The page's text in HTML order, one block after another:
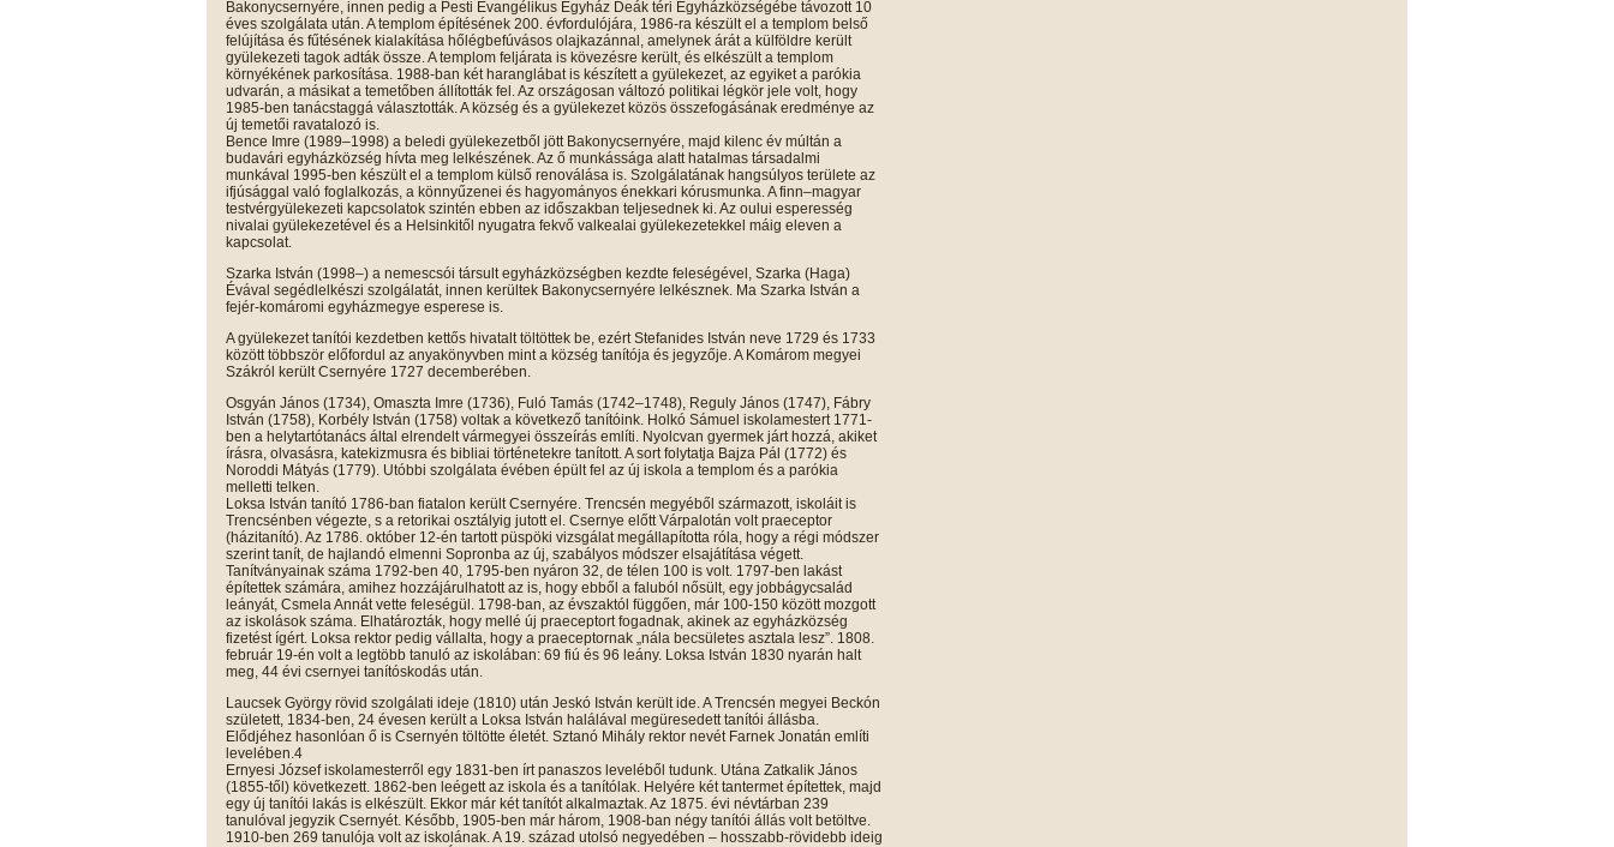
Bakonycsernyére, innen pedig a Pesti Evangélikus Egyház Deák téri Egyházközségébe távozott 10
éves szolgálata után. A templom építésének 200. évfordulójára, 1986-ra készült el a templom belső
felújítása és fűtésének kialakítása hőlégbefúvásos olajkazánnal, amelynek árát a külföldre került
gyülekezeti tagok adták össze. A templom feljárata is kövezésre került, és elkészült a templom
környékének parkosítása. 1988-ban két haranglábat is készített a gyülekezet, az egyiket a parókia
udvarán, a másikat a temetőben állították fel. Az országosan változó politikai légkör jele volt, hogy
1985-ben tanácstaggá választották. A község és a gyülekezet közös összefogásának eredménye az
új temetői ravatalozó is.
Bence Imre (1989–1998) a beledi gyülekezetből jött Bakonycsernyére, majd kilenc év múltán a
budavári egyházközség hívta meg lelkészének. Az ő munkássága alatt hatalmas társadalmi
munkával 1995-ben készült el a templom külső renoválása is. Szolgálatának hangsúlyos területe az
ifjúsággal való foglalkozás, a könnyűzenei és hagyományos énekkari kórusmunka. A finn–magyar
testvérgyülekezeti kapcsolatok szintén ebben az időszakban teljesednek ki. Az oului esperesség
nivalai gyülekezetével és a Helsinkitől nyugatra fekvő valkealai gyülekezetekkel máig eleven a
kapcsolat.
Szarka István (1998–) a nemescsói társult egyházközségben kezdte feleségével, Szarka (Haga)
Évával segédlelkészi szolgálatát, innen kerültek Bakonycsernyére lelkésznek. Ma Szarka István a
fejér-komáromi egyházmegye esperese is.
A gyülekezet tanítói kezdetben kettős hivatalt töltöttek be, ezért Stefanides István neve 1729 és 1733
között többször előfordul az anyakönyvben mint a község tanítója és jegyzője. A Komárom megyei
Szákról került Csernyére 1727 decemberében.
Osgyán János (1734), Omaszta Imre (1736), Fuló Tamás (1742–1748), Reguly János (1747), Fábry
István (1758), Korbély István (1758) voltak a következő tanítóink. Holkó Sámuel iskolamestert 1771-
ben a helytartótanács által elrendelt vármegyei összeírás említi. Nyolcvan gyermek járt hozzá, akiket
írásra, olvasásra, katekizmusra és bibliai történetekre tanított. A sort folytatja Bajza Pál (1772) és
Noroddi Mátyás (1779). Utóbbi szolgálata évében épült fel az új iskola a templom és a parókia
melletti telken.
Loksa István tanító 1786-ban fiatalon került Csernyére. Trencsén megyéből származott, iskoláit is
Trencsénben végezte, s a retorikai osztályig jutott el. Csernye előtt Várpalotán volt praeceptor
(házitanító). Az 1786. október 12-én tartott püspöki vizsgálat megállapította róla, hogy a régi módszer
szerint tanít, de hajlandó elmenni Sopronba az új, szabályos módszer elsajátítása végett.
Tanítványainak száma 1792-ben 40, 1795-ben nyáron 32, de télen 100 is volt. 1797-ben lakást
építettek számára, amihez hozzájárulhatott az is, hogy ebből a faluból nősült, egy jobbágycsalád
leányát, Csmela Annát vette feleségül. 1798-ban, az évszaktól függően, már 100-150 között mozgott
az iskolások száma. Elhatározták, hogy mellé új praeceptort fogadnak, akinek az egyházközség
fizetést ígért. Loksa rektor pedig vállalta, hogy a praeceptornak „nála becsületes asztala lesz”. 1808.
február 19-én volt a legtöbb tanuló az iskolában: 69 fiú és 96 leány. Loksa István 1830 nyarán halt
meg, 44 évi csernyei tanítóskodás után.
Laucsek György rövid szolgálati ideje (1810) után Jeskó István került ide. A Trencsén megyei Beckón
született, 1834-ben, 24 évesen került a Loksa István halálával megüresedett tanítói állásba.
Elődjéhez hasonlóan ő is Csernyén töltötte életét. Sztanó Mihály rektor nevét Farnek Jonatán említi
levelében.4
Ernyesi József iskolamesterről egy 1831-ben írt panaszos leveléből tudunk. Utána Zatkalik János
(1855-től) következett. 1862-ben leégett az iskola és a tanítólak. Helyére két tantermet építettek, majd
egy új tanítói lakás is elkészült. Ekkor már két tanítót alkalmaztak. Az 1875. évi névtárban 239
tanulóval jegyzik Csernyét. Később, 1905-ben már három, 1908-ban négy tanítói állás volt betöltve.
1910-ben 269 tanulója volt az iskolának. A 19. század utolsó negyedében – hosszabb-rövidebb ideig